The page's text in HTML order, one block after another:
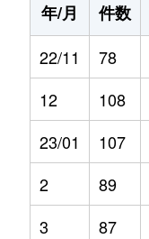
年/月
件数
22/11
78
12
108
23/01
107
2
89
3
87